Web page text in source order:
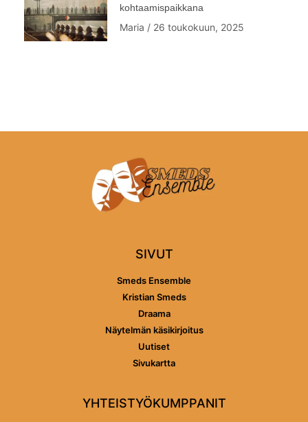
kohtaamispaikkana
Maria 26 toukokuun, 2025
SIVUT
Smeds Ensemble
Kristian Smeds
Draama
Näytelmän käsikirjoitus
Uutiset
Sivukartta
YHTEISTYÖKUMPPANIT